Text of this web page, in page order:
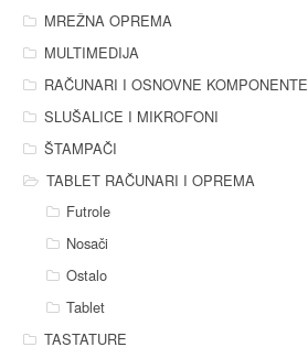
MREŽNA OPREMA
MULTIMEDIJA
RAČUNARI I OSNOVNE KOMPONENTE
SLUŠALICE I MIKROFONI
ŠTAMPAČI
TABLET RAČUNARI I OPREMA
Futrole
Nosači
Ostalo
Tablet
TASTATURE